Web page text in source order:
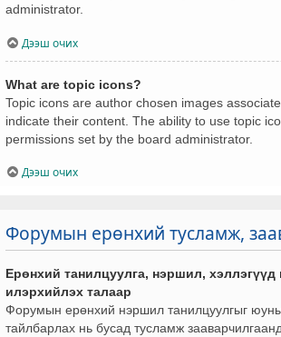
administrator.
Дээш очих
What are topic icons?
Topic icons are author chosen images
indicate their content. The ability to use topic
permissions set by the board administrator.
Дээш очих
Форумын ерөнхий тусламж,
Ерөнхий танилцуулга, нэршил, хэллэгүүд
илэрхийлэх талаар
Форумын ерөнхий нэршил танилцуулгыг
тайлбарлах нь бусад тусламж